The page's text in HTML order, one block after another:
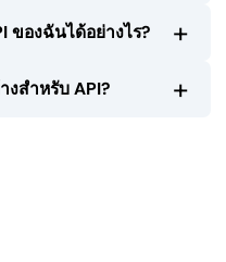
ของฉันได้อย่างไร? +
งสำหรับ API? +